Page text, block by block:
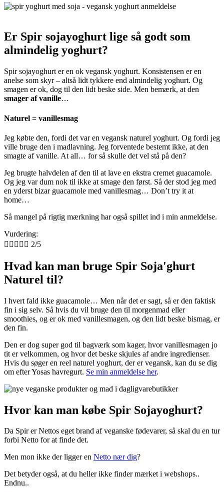
Er Spir sojayoghurt lige så godt som
almindelig yoghurt?
Spir sojayoghurt er en ok vegansk yoghurt. Konsistensen er en
anelse som skyr – altså lidt tykkere end almindelig yoghurt. Og
smagen er ok, dog til den lidt beske side. Men bemærk, at den
smager af vanille…
Naturel = vanillesmag
Jeg købte den, fordi det var en vegansk naturel yoghurt. Og fordi jeg
ville bruge den i madlavning. Jeg forventede bestemt ikke, at den
smagte af vanille. At all… for så skulle det vel stå på den?
Jeg brugte halvdelen af den til at lave en ekstra cremet guacamole.
Og jeg var dum nok til ikke at smage den først. Så der stod jeg med
en yderst bizar guacamole med vanillesmag… Don’t try it at
home…
Så mangel på rigtig mærkning har også spillet ind i min anmeldelse.
Vurdering:
     2/5
Hvad kan man bruge Spir Soja'ghurt
Naturel til?
I hvert fald ikke guacamole… Men når det er sagt, så er den faktisk
fin i sig selv. Så hvis du vil bruge den til morgenmad eller
smoothies, og er ok med vanillesmagen, og den lidt beske bismag, er
den fin.
Den er dog super god til bagværk som kager, hvor vanillesmagen jo
tit er velkommen, og hvor det beske skjules af andre ingredienser.
Hvis du søger en reel naturel yoghurt, der er vegansk, kan du se dig
om efter Yosas havregurt. Se min anmeldelse her.
Hvor kan man købe Spir Sojayoghurt?
Da Spir er Nettos eget brand af veganske fødevarer, så skal du en tur
forbi Netto for at finde det.
Men mon ikke der ligger en Netto nær dig?
Det betyder også, at du heller ikke finder mærket i webshops..
Endnu..